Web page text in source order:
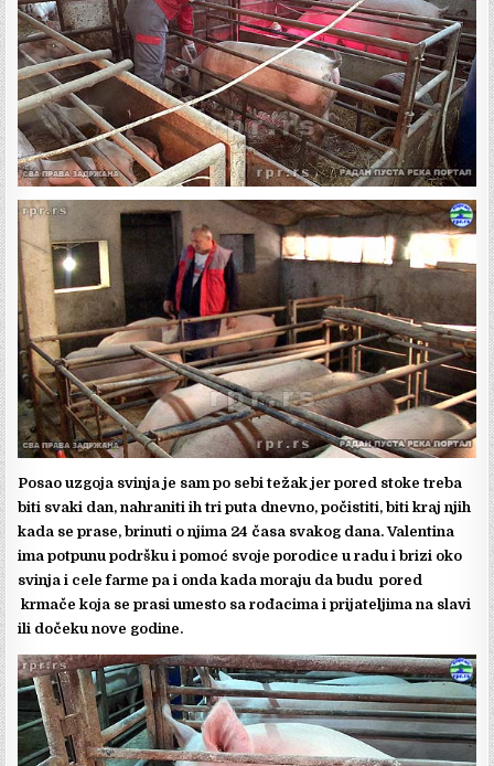
Posao uzgoja svinja je sam po sebi težak jer pored stoke treba
biti svaki dan, nahraniti ih tri puta dnevno, počistiti, biti kraj njih
kada se prase, brinuti o njima 24 časa svakog dana. Valentina
ima potpunu podršku i pomoć svoje porodice u radu i brizi oko
svinja i cele farme pa i onda kada moraju da budu pored
krmače koja se prasi umesto sa rođacima i prijateljima na slavi
ili dočeku nove godine.